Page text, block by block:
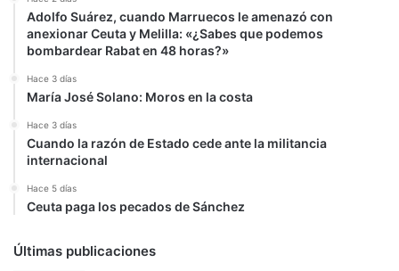
Adolfo Suárez, cuando Marruecos le amenazó con
anexionar Ceuta y Melilla: «¿Sabes que podemos
bombardear Rabat en 48 horas?»
Hace 3 días
María José Solano: Moros en la costa
Hace 3 días
Cuando la razón de Estado cede ante la militancia
internacional
Hace 5 días
Ceuta paga los pecados de Sánchez
Últimas publicaciones